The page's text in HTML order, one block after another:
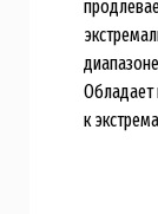
Обладает
к